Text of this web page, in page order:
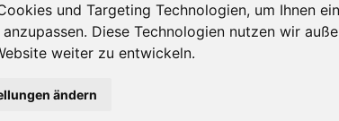
und Targeting Technologien, um Ihnen
Diese Technologien nutzen wir
weiter zu entwickeln.
ändern
verkaufen Kategorien